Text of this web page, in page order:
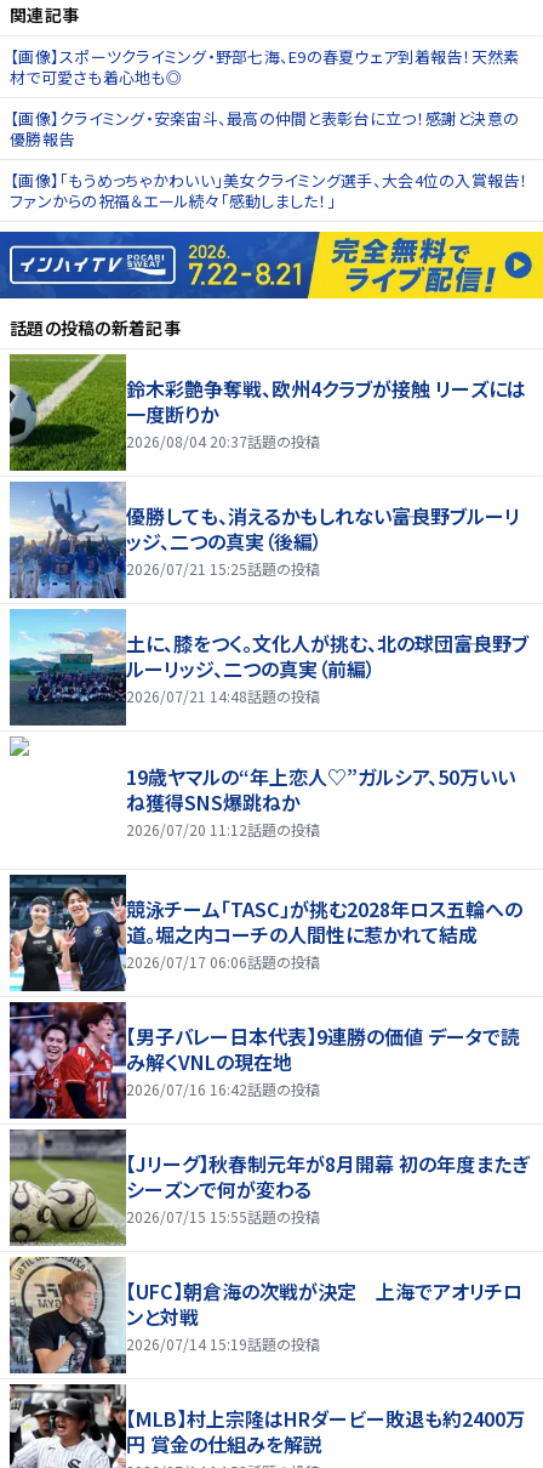
関連記事
【画像】スポーツクライミング・野部七海、E9の春夏ウェア到着報告！天然素
材で可愛さも着心地も◎
【画像】クライミング・安楽宙斗、最高の仲間と表彰台に立つ！感謝と決意の
優勝報告
【画像】「もうめっちゃかわいい」美女クライミング選手、大会4位の入賞報告！
ファンからの祝福＆エール続々「感動しました！」
話題の投稿の新着記事
鈴木彩艶争奪戦、欧州4クラブが接触 リーズには
一度断りか
2026/08/04 20:37話題の投稿
優勝しても、消えるかもしれない――富良野ブルーリ
ッジ、二つの真実（後編）
2026/07/21 15:25話題の投稿
土に、膝をつく。文化人が挑む、北の球団――富良野ブ
ルーリッジ、二つの真実（前編）
2026/07/21 14:48話題の投稿
19歳ヤマルの“年上恋人♡”ガルシア、50万いい
ね獲得SNS爆跳ねか
2026/07/20 11:12話題の投稿
競泳チーム「TASC」が挑む2028年ロス五輪への
道。堀之内コーチの人間性に惹かれて結成
2026/07/17 06:06話題の投稿
【男子バレー日本代表】9連勝の価値 データで読
み解くVNLの現在地
2026/07/16 16:42話題の投稿
【Jリーグ】秋春制元年が8月開幕 初の年度またぎ
シーズンで何が変わる
2026/07/15 15:55話題の投稿
【UFC】朝倉海の次戦が決定 上海でアオリチロ
ンと対戦
2026/07/14 15:19話題の投稿
【MLB】村上宗隆はHRダービー敗退も約2400万
円 賞金の仕組みを解説